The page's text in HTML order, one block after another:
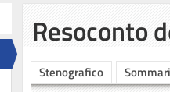
Resoconto
Stenografico